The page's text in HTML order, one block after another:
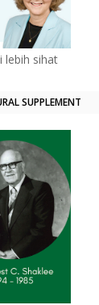
lebih sihat
SUPPLEMENT